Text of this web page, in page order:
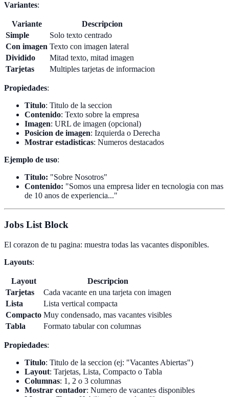
Variantes:
Variante
Descripcion
Simple
Solo texto centrado
Con imagen Texto con imagen lateral
Dividido
Mitad texto, mitad imagen
Tarjetas
Multiples tarjetas de informacion
Propiedades:
Titulo: Titulo de la seccion
Contenido: Texto sobre la empresa
Imagen: URL de imagen (opcional)
Posicion de imagen: Izquierda o Derecha
Mostrar estadisticas: Numeros destacados
Ejemplo de uso:
Titulo: "Sobre Nosotros"
Contenido: "Somos una empresa lider en tecnologia con mas
de 10 anos de experiencia..."
Jobs List Block
El corazon de tu pagina: muestra todas las vacantes disponibles.
Layouts:
Layout
Descripcion
Tarjetas
Cada vacante en una tarjeta con imagen
Lista
Lista vertical compacta
Compacto Muy condensado, mas vacantes visibles
Tabla
Formato tabular con columnas
Propiedades:
Titulo: Titulo de la seccion (ej: "Vacantes Abiertas")
Layout: Tarjetas, Lista, Compacto o Tabla
Columnas: 1, 2 o 3 columnas
Mostrar contador: Numero de vacantes disponibles